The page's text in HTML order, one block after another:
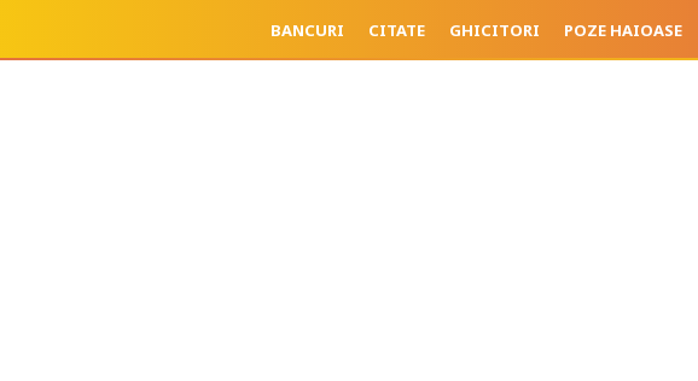
BANCURI CITATE GHICITORI POZE HAIOASE